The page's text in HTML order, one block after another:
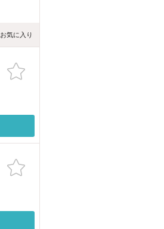
お気に入り